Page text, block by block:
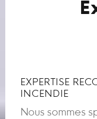
EXPERTISE
INCENDIE
Nous sommes